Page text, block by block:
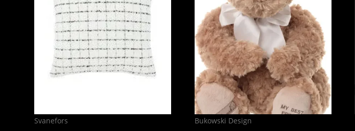
Svanefors Bukowski Design